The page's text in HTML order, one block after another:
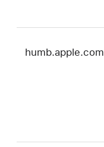
humb.apple.com